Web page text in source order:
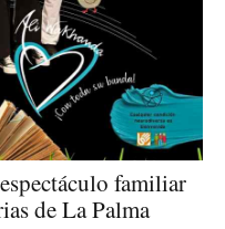
familiar
de La Palma